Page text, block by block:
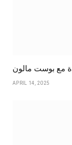
مع بوست مالون
APRIL 14, 2025